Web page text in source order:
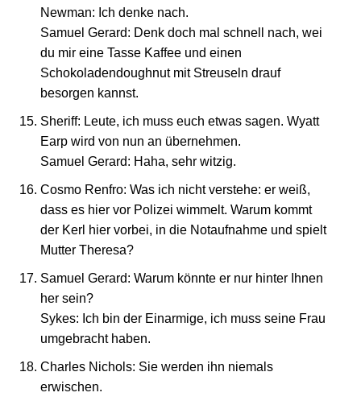
Newman: Ich denke nach.
Samuel Gerard: Denk doch mal schnell nach, wei
du mir eine Tasse Kaffee und einen
Schokoladendoughnut mit Streuseln drauf
besorgen kannst.
Sheriff: Leute, ich muss euch etwas sagen. Wyatt
Earp wird von nun an übernehmen.
Samuel Gerard: Haha, sehr witzig.
Cosmo Renfro: Was ich nicht verstehe: er weiß,
dass es hier vor Polizei wimmelt. Warum kommt
der Kerl hier vorbei, in die Notaufnahme und spielt
Mutter Theresa?
Samuel Gerard: Warum könnte er nur hinter Ihnen
her sein?
Sykes: Ich bin der Einarmige, ich muss seine Frau
umgebracht haben.
Charles Nichols: Sie werden ihn niemals
erwischen.